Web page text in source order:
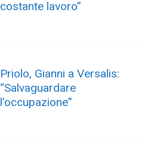
costante lavoro”
Priolo, Gianni a Versalis:
“Salvaguardare
l’occupazione”